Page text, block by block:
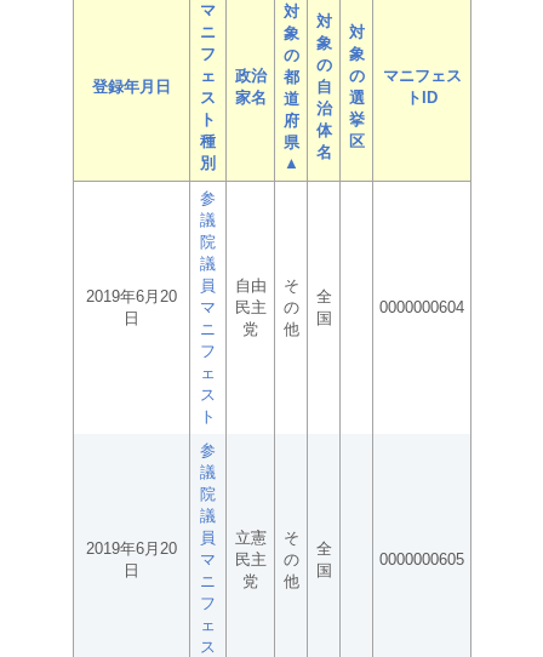
登録年月日
マ
ニ
フ
ェ
ス
ト
種
別
政治
家名
対
象
の
都
道
府
県
▲
対
象
の
自
治
体
名
対
象
の
選
挙
区
マニフェス
トID
2019年6月20
日
参
議
院
議
員
マ
ニ
フ
ェ
ス
ト
自由
民主
党
そ
の
他
全
国
0000000604
2019年6月20
日
参
議
院
議
員
マ
ニ
フ
ェ
ス
立憲
民主
党
そ
の
他
全
国
0000000605